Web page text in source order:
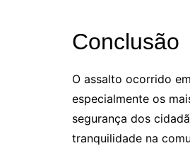
Conclusão
O assalto ocorrido
especialmente os
segurança dos
tranquilidade na